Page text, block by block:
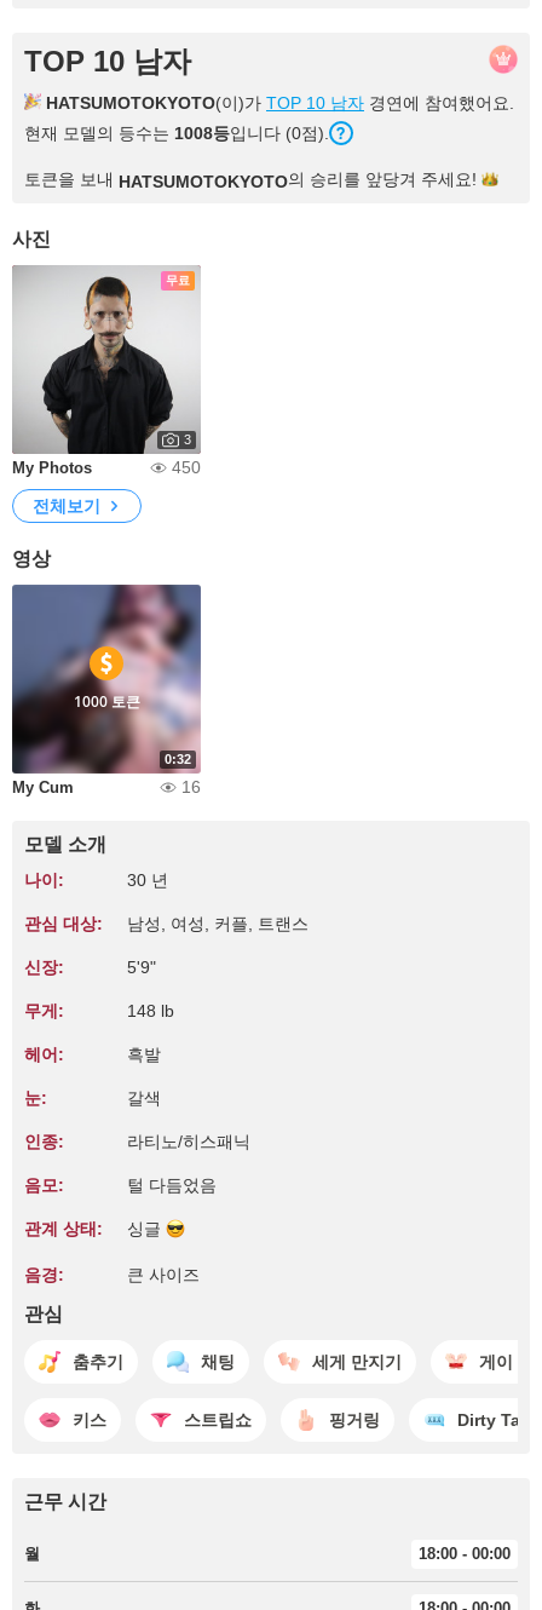
TOP 10 남자
HATSUMOTOKYOTO(이)가 TOP 10 남자 경연에 참여했어요.
현재 모델의 등수는 1008등입니다 (0점).
토큰을 보내 HATSUMOTOKYOTO의 승리를 앞당겨 주세요!
사진
무료
3
My Photos
450
전체보기
영상
0:32
1000 토큰
My Cum 16
모델 소개
나이: 30 년
관심 대상: 남성, 여성, 커플, 트랜스
신장: 5'9"
무게: 148 lb
헤어: 흑발
눈: 갈색
인종: 라티노/히스패닉
음모: 털 다듬었음
관계 상태: 싱글
음경: 큰 사이즈
관심
춤추기 채팅 세게 만지기 게이 결
키스 스트립쇼 핑거링 Dirty Talk
근무 시간
월 18:00 - 00:00